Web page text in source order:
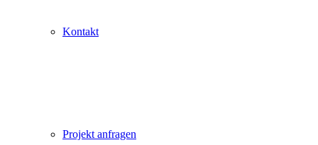
Kontakt
Projekt anfragen